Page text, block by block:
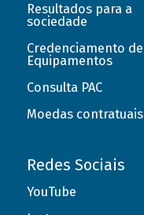
Resultados para a
sociedade
Credenciamento de
Equipamentos
Consulta PAC
Moedas contratuais
Redes Sociais
YouTube